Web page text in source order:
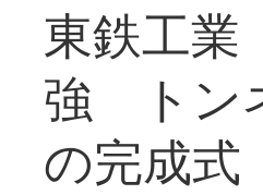
東鉄工
強 トン
の完成式